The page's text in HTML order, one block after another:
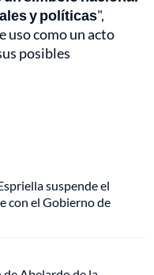
y políticas",
uso como un acto
posibles
suspende el
con el Gobierno de